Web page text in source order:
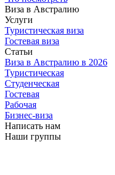
Виза в Австралию
Услуги
Туристическая виза
Гостевая виза
Статьи
Виза в Австралию в 2026
Туристическая
Студенческая
Гостевая
Рабочая
Бизнес-виза
Написать нам
Наши группы